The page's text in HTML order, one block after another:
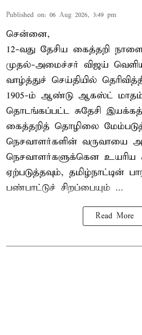
Published on: 06 Aug 2026, 3:49 pm
சென்னை,
12-வது தேசிய கைத்தறி
முதல்-அமைச்சர் விஜய்
வாழ்த்துச் செய்தியில்
1905-ம் ஆண்டு ஆகஸ்ட்
தொடங்கப்பட்ட சுதேசி
கைத்தறித் தொழிலை
நெசவாளர்களின் வருவாயை
நெசவாளர்களுக்கென உயரிய
ஏற்படுத்தவும், தமிழ்நாட்டின்
பண்பாட்டுச் சிறப்பையும் ...
Read More